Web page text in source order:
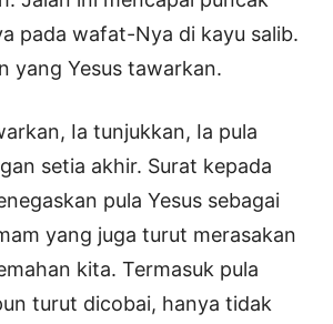
pada wafat-Nya di kayu salib.
yang Yesus tawarkan.
Ia tunjukkan, Ia pula
setia akhir. Surat kepada
pula Yesus sebagai
yang juga turut merasakan
kita. Termasuk pula
turut dicobai, hanya tidak